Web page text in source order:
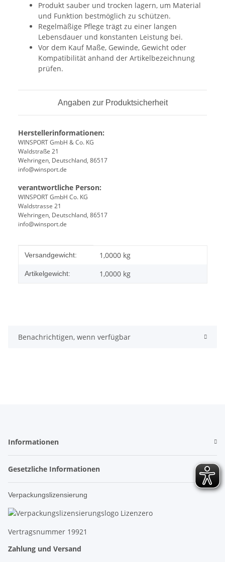
Produkt sauber und trocken lagern, um Material
und Funktion bestmöglich zu schützen.
Regelmäßige Pflege trägt zu einer langen
Lebensdauer und konstanten Leistung bei.
Vor dem Kauf Maße, Gewinde, Gewicht oder
Kompatibilität anhand der Artikelbezeichnung
prüfen.
Angaben zur Produktsicherheit
Herstellerinformationen:
WINSPORT GmbH & Co. KG
Waldstraße 21
Wehringen, Deutschland, 86517
info@winsport.de
verantwortliche Person:
WINSPORT GmbH Co. KG
Waldstrasse 21
Wehringen, Deutschland, 86517
info@winsport.de
Produkteigenschaft
Wert
Versandgewicht: 1,0000 kg
Artikelgewicht: 1,0000 kg
Benachrichtigen, wenn verfügbar
Informationen
Gesetzliche Informationen
Verpackungslizensierung
Vertragsnummer 19921
Zahlung und Versand